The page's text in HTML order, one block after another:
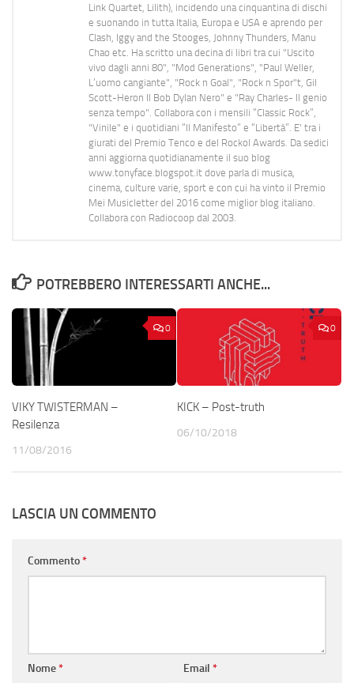
Link Quartet, Lilith), incidendo una cinquantina di dischi
e suonando in tutta Italia, Europa e USA e aprendo per
Clash, Iggy and the Stooges, Johnny Thunders, Manu
Chao etc. Ha scritto una decina di libri tra cui "Uscito
vivo dagli anni 80", "Mod Generations", "Paul Weller,
L’uomo cangiante", "Rock n Goal", "Rock n Spor"t, Gil
Scott-Heron Il Bob Dylan Nero" e "Ray Charles- Il genio
senza tempo". Collabora con i mensili “Classic Rock”,
"Vinile" e i quotidiani “Il Manifesto” e “Libertà”. E' tra i
giurati del Premio Tenco e del Rockol Awards. Da sedici
anni aggiorna quotidianamente il suo blog
www.tonyface.blogspot.it dove parla di musica,
cinema, culture varie, sport e con cui ha vinto il Premio
Mei Musicletter del 2016 come miglior blog italiano.
Collabora con Radiocoop dal 2003.
POTREBBERO INTERESSARTI ANCHE...
0
VIKY TWISTERMAN –
Resilenza
11/08/2016
0
KICK – Post-truth
06/10/2018
LASCIA UN COMMENTO
Commento*
Nome* Email *